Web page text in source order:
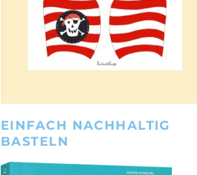
EINFACH NACHHALTIG
BASTELN